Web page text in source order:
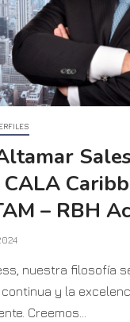
– RBH
nuestra filosofía
y la
Creemos...